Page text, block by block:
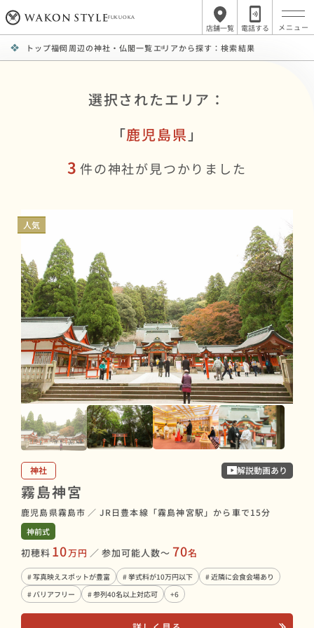
FUKUOKA
店舗一覧 電話する
トップ福岡周辺の神社・仏閣一覧エリアから探す：検索結果
選択されたエリア：
「鹿児島県 」
3 件の神社が見つかりました
人気
神社 解説動画あり
霧島神宮
鹿児島県霧島市 ／ JR日豊本線「霧島神宮駅」から車で15分
神前式
初穂料 10万円 ／ 参加可能人数〜 70名
# 写真映えスポットが豊富 # 挙式料が10万円以下
# 近隣に会食会場あり
# バリアフリー
# 参列40名以上対応可 +6